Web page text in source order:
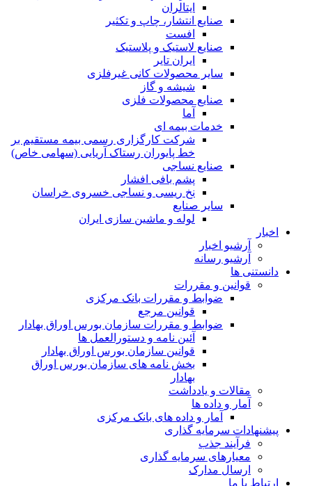
ایتالران
صنایع انتشار، چاپ و تکثير
افست
صنایع لاستیک و پلاستیک
ایران تایر
ساير محصولات كانی غيرفلزی
شیشه و گاز
صنایع محصولات فلزی
آما
خدمات بیمه ای
شرکت کارگزاری رسمی بیمه مستقیم بر
خط پایوران رستاک آریایی (سهامی خاص)
صنایع نساجی
پشم بافی افشار
نخ ریسی و نساجی خسروی خراسان
سایر صنایع
لوله و ماشین سازی ایران
اخبار
آرشیو اخبار
آرشیو رسانه
دانستنی ها
قوانین و مقررات
ضوابط و مقررات بانک مرکزی
قوانين مرجع
ضوابط و مقررات سازمان بورس اوراق بهادار
آئین نامه و دستورالعمل ها
قوانین سازمان بورس اوراق بهادار
بخش نامه های سازمان بورس اوراق
بهادار
مقالات و یادداشت
آمار و داده ها
آمار و داده های بانک مرکزی
پیشنهادات سرمایه گذاری
فرآیند جذب
معیارهای سرمایه گذاری
ارسال مدارک
ارتباط با ما